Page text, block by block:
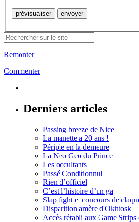
Remonter
Commenter
Derniers articles
Passing breeze de Nice
La manette a 20 ans !
Périple en la demeure
La Neo Geo du Prince
Les occultants
Passé Conditionnul
Rien d’officiel
C’est l’histoire d’un ga
Slap fight et concours de
Disparition amère d'Okhtosk
Accès rétabli aux Game Strips